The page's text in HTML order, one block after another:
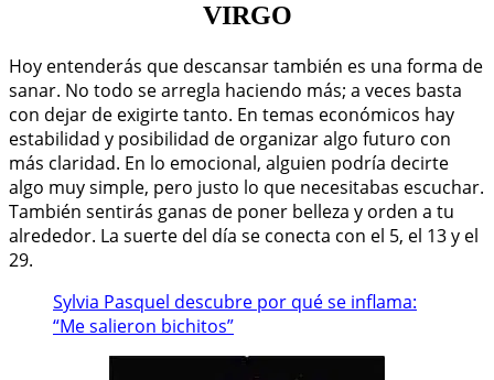
VIRGO
Hoy entenderás que descansar también es una forma de
sanar. No todo se arregla haciendo más; a veces basta
con dejar de exigirte tanto. En temas económicos hay
estabilidad y posibilidad de organizar algo futuro con
más claridad. En lo emocional, alguien podría decirte
algo muy simple, pero justo lo que necesitabas escuchar.
También sentirás ganas de poner belleza y orden a tu
alrededor. La suerte del día se conecta con el 5, el 13 y el
29.
Sylvia Pasquel descubre por qué se inflama:
“Me salieron bichitos”